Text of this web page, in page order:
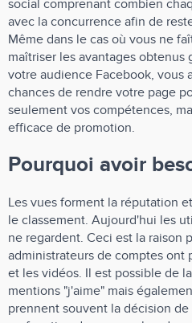
social comprenant combien
avec la concurrence afin de
Même dans le cas où vous ne
maîtriser les avantages obtenus
votre audience Facebook, vous
chances de rendre votre page
seulement vos compétences,
efficace de promotion.
Pourquoi avoir
Les vues forment la réputation
le classement. Aujourd'hui les
ne regardent. Ceci est la raison
administrateurs de comptes ont
et les vidéos. Il est possible de
mentions "j'aime" mais
prennent souvent la décision